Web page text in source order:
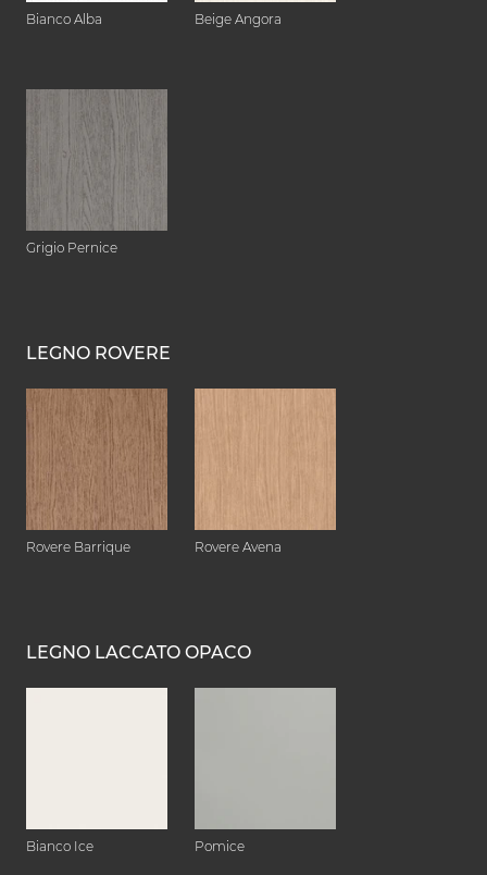
Bianco Alba Beige Angora
Grigio Pernice
LEGNO ROVERE
Rovere Barrique Rovere Avena
LEGNO LACCATO OPACO
Bianco Ice Pomice